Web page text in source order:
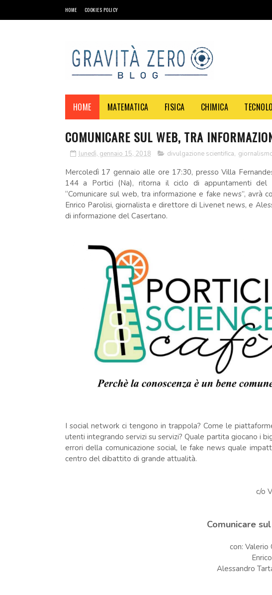
HOME COOKIES POLICY
HOME MATEMATICA FISICA CHIMICA
COMUNICARE SUL WEB, TRA
lunedì, gennaio 15, 2018 divulgazione scientifica,
Mercoledì 17 gennaio alle ore 17:30, presso Villa
144 a Portici (Na), ritorna il ciclo di appuntamenti del
“Comunicare sul web, tra informazione e fake news”, avrà
Enrico Parolisi, giornalista e direttore di Livenet news, e
di informazione del Casertano.
I social network ci tengono in trappola? Come le
utenti integrando servizi su servizi? Quale partita giocano i
errori della comunicazione social, le fake news quale
centro del dibattito di grande attualità.
c/o
Comunicare
con:
Alessandro